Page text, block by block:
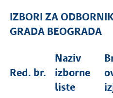
IZBORI ZA
GRADA BEOGRADA
Red. br.
Naziv
izborne
liste